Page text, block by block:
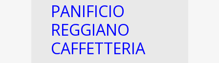
PANIFICIO
REGGIANO
CAFFETTERIA